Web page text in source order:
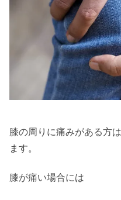
膝の周りに痛みがある方
ます。
膝が痛い場合には